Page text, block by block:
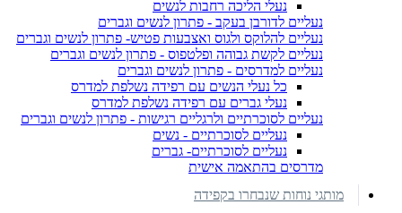
נעלי הליכה רחבות לנשים
נעליים לדורבן בעקב - פתרון לנשים וגברים
נעליים להלוקס ולגוס ואצבעות פטיש- פתרון לנשים וגברים
נעליים לקשת גבוהה ופלטפוס - פתרון לנשים וגברים
נעליים למדרסים - פתרון לנשים וגברים
כל נעלי הנשים עם רפידה נשלפת למדרס
נעלי גברים עם רפידה נשלפת למדרס
נעליים לסוכרתיים ולרגליים רגישות - פתרון לנשים וגברים
נעליים לסוכרתיים - נשים
נעליים לסוכרתיים- גברים
מדרסים בהתאמה אישית
מותגי נוחות שנבחרו בקפידה